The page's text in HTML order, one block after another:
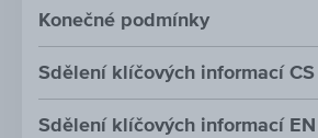
Konečné podmínky
Sdělení klíčových informací CS
Sdělení klíčových informací EN